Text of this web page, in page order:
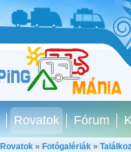
Rovatok Fórum
Rovatok » Fotógalériák »